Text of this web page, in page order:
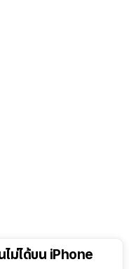
ไม่ได้บน iPhone